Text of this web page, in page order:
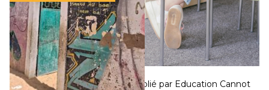
258 millions d’enfants victimes de la guerre, des
chocs climatiques et des déplacements de
population
11 juillet 2026- National
Un nouveau rapport mondial publié par Education Cannot